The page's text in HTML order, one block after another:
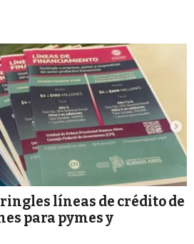
líneas de crédito de
para pymes y